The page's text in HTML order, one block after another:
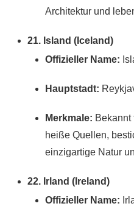
Architektur und
21. Island (Iceland)
Offizieller Name:
Hauptstadt:
Merkmale: Bekannt
heiße Quellen,
einzigartige Natur
22. Irland (Ireland)
Offizieller Name: